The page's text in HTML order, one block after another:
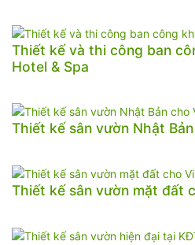
Thiết kế và thi công ban
Hotel & Spa
Thiết kế sân vườn Nhật
Thiết kế sân vườn mặt đất